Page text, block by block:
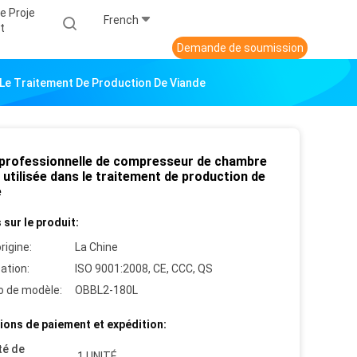
Proje
T
French
Demande de soumission
Traitement De Production De Viande
de compresseur de chambre
dans le traitement de production de
sur le produit:
La Chine
ISO 9001:2008, CE, CCC, QS
de modèle:
OBBL2-180L
de paiement et expédition:
de